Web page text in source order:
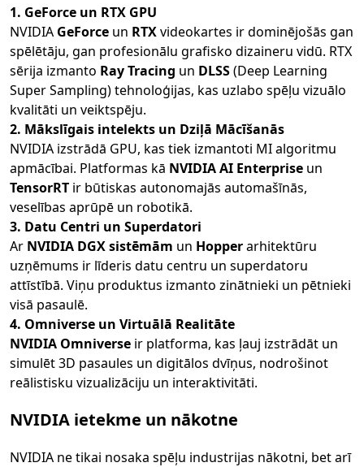
1. GeForce un RTX GPU
NVIDIA GeForce un RTXvideokartes ir dominējošās gan
spēlētāju, gan profesionālu grafisko dizaineru vidū. RTX
sērija izmanto Ray Tracing un DLSS(Deep Learning
Super Sampling) tehnoloģijas, kas uzlabo spēļu vizuālo
kvalitāti un veiktspēju.
2. Mākslīgais intelekts un Dziļā Mācīšanās
NVIDIA izstrādā GPU, kas tiek izmantoti MI algoritmu
apmācībai. Platformas kā NVIDIA AI Enterprise un
TensorRT ir būtiskas autonomajās automašīnās,
veselības aprūpē un robotikā.
3. Datu Centri un Superdatori
Ar NVIDIA DGX sistēmām un Hopperarhitektūru
uzņēmums ir līderis datu centru un superdatoru
attīstībā. Viņu produktus izmanto zinātnieki un pētnieki
visā pasaulē.
4. Omniverse un Virtuālā Realitāte
NVIDIA Omniverse ir platforma, kas ļauj izstrādāt un
simulēt 3D pasaules un digitālos dvīņus, nodrošinot
reālistisku vizualizāciju un interaktivitāti.
NVIDIA ietekme un nākotne
NVIDIA ne tikai nosaka spēļu industrijas nākotni, bet arī